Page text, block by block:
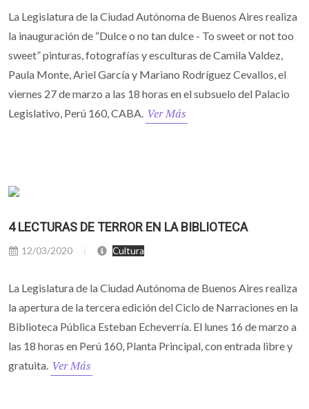
La Legislatura de la Ciudad Autónoma de Buenos Aires realiza
la inauguración de “Dulce o no tan dulce - To sweet or not too
sweet” pinturas, fotografías y esculturas de Camila Valdez,
Paula Monte, Ariel García y Mariano Rodríguez Cevallos, el
viernes 27 de marzo a las 18 horas en el subsuelo del Palacio
Legislativo, Perú 160, CABA. Ver Más
4 LECTURAS DE TERROR EN LA BIBLIOTECA
12/03/2020 Cultura
La Legislatura de la Ciudad Autónoma de Buenos Aires realiza
la apertura de la tercera edición del Ciclo de Narraciones en la
Biblioteca Pública Esteban Echeverría. El lunes 16 de marzo a
las 18 horas en Perú 160, Planta Principal, con entrada libre y
gratuita. Ver Más